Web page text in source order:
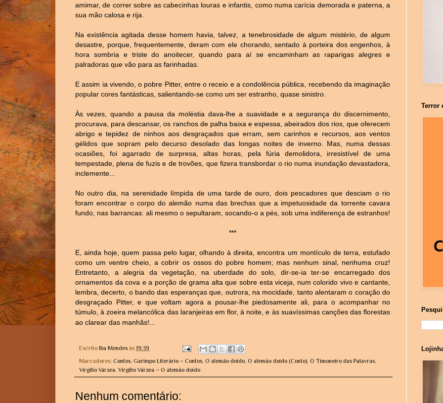
amimar, de correr sobre as cabecinhas louras e infantis, como numa carícia demorada e paterna, a
sua mão calosa e rija.
Na existência agitada desse homem havia, talvez, a tenebrosidade de algum mistério, de algum
desastre, porque, frequentemente, deram com ele chorando, sentado à porteira dos engenhos, à
hora sombria e triste do anoitecer, quando para aí se encaminham as raparigas alegres e
palradoras que vão para as farinhadas.
E assim ia vivendo, o pobre Pitter, entre o receio e a condolência pública, recebendo da imaginação
popular cores fantásticas, salientando-se como um ser estranho, quase sinistro.
Às vezes, quando a pausa da moléstia dava-lhe a suavidade e a segurança do discernimento,
procurava, para descansar, os ranchos de palha baixa e espessa, abeirados dos rios, que oferecem
abrigo e tepidez de ninhos aos desgraçados que erram, sem carinhos e recursos, aos ventos
gélidos que sopram pelo decurso desolado das longas noites de inverno. Mas, numa dessas
ocasiões, foi agarrado de surpresa, altas horas, pela fúria demolidora, irresistível de uma
tempestade, plena de fuzis e de trovões, que fizera transbordar o rio numa inundação devastadora,
inclemente...
No outro dia, na serenidade límpida de uma tarde de ouro, dois pescadores que desciam o rio
foram encontrar o corpo do alemão numa das brechas que a impetuosidade da torrente cavara
fundo, nas barrancas: ali mesmo o sepultaram, socando-o a pés, sob uma indiferença de estranhos!
***
E, ainda hoje, quem passa pelo lugar, olhando à direita, encontra um montículo de terra, estufado
como um ventre cheio, a cobrir os ossos do pobre homem; mas nenhum sinal, nenhuma cruz!
Entretanto, a alegria da vegetação, na uberdade do solo, dir-se-ia ter-se encarregado dos
ornamentos da cova e a porção de grama alta que sobre esta viceja, num colorido vivo e cantante,
lembra, decerto, o bando das esperanças que, outrora, na mocidade, tanto alentaram o coração do
desgraçado Pitter, e que voltam agora a pousar-lhe piedosamente ali, para o acompanhar no
túmulo, à zoeira melancólica das laranjeiras em flor, à noite, e às suavíssimas canções das florestas
ao clarear das manhãs!...
Escrito Iba Mendes às 19:39
Marcadores: Contos, Garimpo Literário – Contos, O alemão doido, O alemão doido (Conto), O Timoneiro das Palavras,
Virgílio Várzea, Virgílio Várzea – O alemão doido
Nenhum comentário:
Terror